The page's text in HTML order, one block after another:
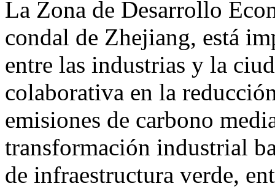
La Zona de Desarrollo
condal de Zhejiang, está
entre las industrias y la
colaborativa en la
emisiones de carbono
transformación industrial
de infraestructura verde,